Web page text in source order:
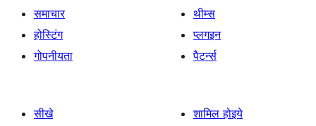
समाचार
होस्टिंग
गोपनीयता
थीम्स
प्लगइन
पैटर्न्स
सीखे
शामिल होइये